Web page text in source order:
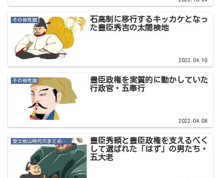
その他考察
石高制に移行するキッカケとなっ
た豊臣秀吉の太閤検地
2022.04.10
その他考察
豊臣政権を実質的に動かしていた
行政官・五奉行
2022.04.08
安土桃山時代のまとめ・その他記事
豊臣秀頼と豊臣政権を支えるべく
して選ばれた「はず」の男たち・
五大老